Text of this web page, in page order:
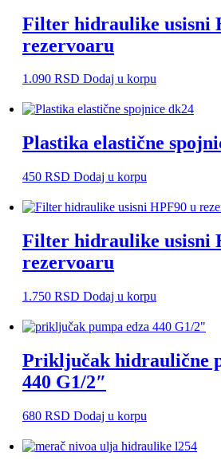
Filter hidraulike usisni
rezervoaru
1.090 RSD Dodaj u korpu
Plastika elastične
450 RSD Dodaj u korpu
Filter hidraulike usisni
rezervoaru
1.750 RSD Dodaj u korpu
Priključak hidraulične
440 G1/2″
680 RSD Dodaj u korpu